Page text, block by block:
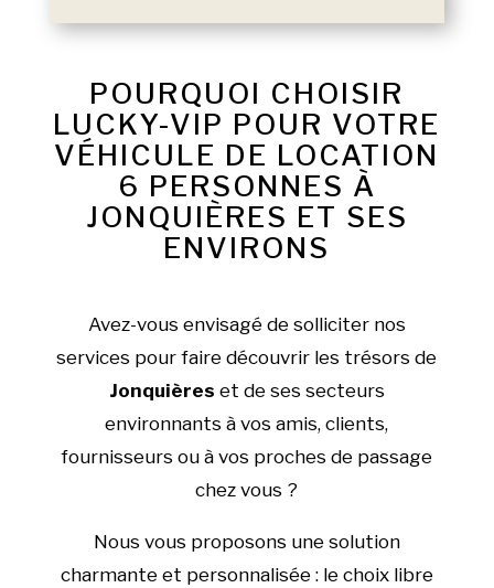
POURQUOI CHOISIR
LUCKY-VIP POUR VOTRE
VÉHICULE DE LOCATION
6 PERSONNES À
JONQUIÈRES ET SES
ENVIRONS
Avez-vous envisagé de solliciter nos
services pour faire découvrir les trésors de
Jonquières et de ses secteurs
environnants à vos amis, clients,
fournisseurs ou à vos proches de passage
chez vous ?
Nous vous proposons une solution
charmante et personnalisée : le choix libre